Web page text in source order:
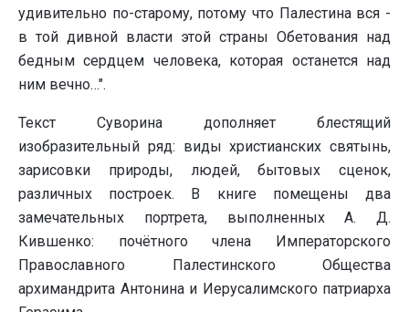
удивительно по-старому, потому что Палестина вся -
в той дивной власти этой страны Обетования над
бедным сердцем человека, которая останется над
ним вечно…".
Текст Суворина дополняет блестящий
изобразительный ряд: виды христианских святынь,
зарисовки природы, людей, бытовых сценок,
различных построек. В книге помещены два
замечательных портрета, выполненных А. Д.
Кившенко: почётного члена Императорского
Православного Палестинского Общества
архимандрита Антонина и Иерусалимского патриарха